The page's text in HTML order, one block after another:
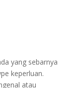
yang sebarnya
keperluan.
atau